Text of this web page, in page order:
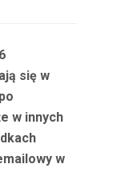
się w
w innych
w